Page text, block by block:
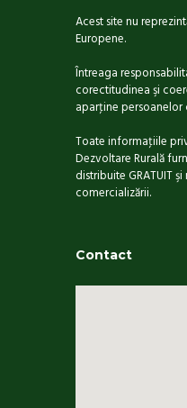
Acest site nu
Europene.
Întreaga
corectitudinea şi
aparţine
Toate informaţiile
Dezvoltare Rurală
distribuite GRATUIT
comercializării.
Contact